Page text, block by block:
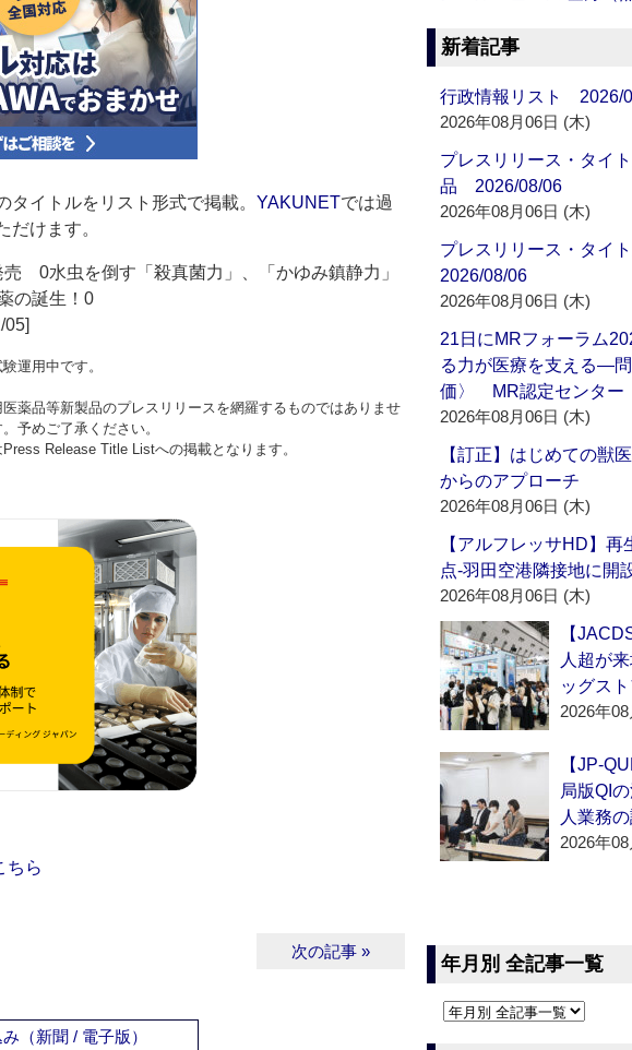
イトルをリスト形式で掲載。 YAKUNETでは過
けます。
0水虫を倒す「殺真菌力」、「かゆみ鎮静力」
の誕生！0
05]
運用中です。
薬品等新製品のプレスリリースを網羅するものではありませ
予めご了承ください。
Release Title Listへの掲載となります。
ちら
次の記事 »
（新聞 / 電子版）
新着記事
行政情報リスト 2026/
2026年08月06日 (木)
プレスリリース・タイ
品 2026/08/06
2026年08月06日 (木)
プレスリリース・タイ
2026/08/06
2026年08月06日 (木)
21日にMRフォーラム
る力が医療を支える―
価〉 MR認定センター
2026年08月06日 (木)
【訂正】はじめての獣
からのアプローチ
2026年08月06日 (木)
【アルフレッサHD】
点‐羽田空港隣接地に開
2026年08月06日 (木)
【
人超が
ッグス
2026年
【JP-
局版QI
人業務
2026年
年月別 全記事一覧